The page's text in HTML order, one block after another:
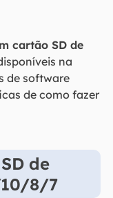
cartão SD de
na
de software
de como fazer
de
8/7